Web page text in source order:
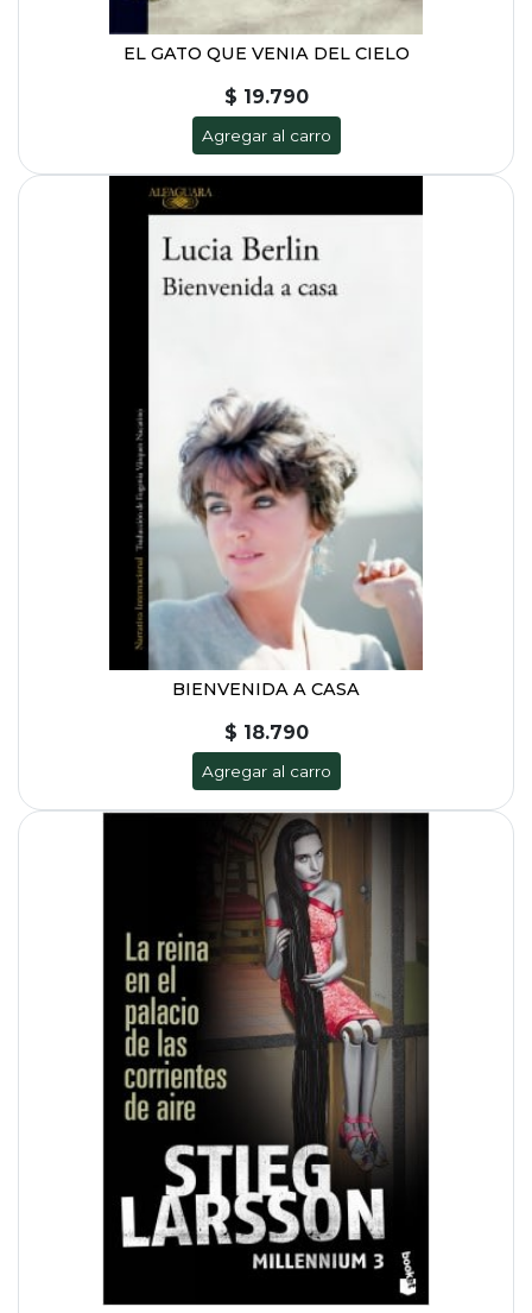
EL GATO QUE VENIA DEL CIELO
$ 19.790
Agregar al carro
BIENVENIDA A CASA
$ 18.790
Agregar al carro